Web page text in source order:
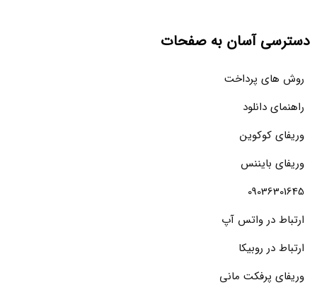
دسترسی آسان به صفحات
روش های پرداخت
راهنمای دانلود
وریفای کوکوین
وریفای بایننس
09036301645
ارتباط در واتس آپ
ارتباط در روبیکا
وریفای پرفکت مانی